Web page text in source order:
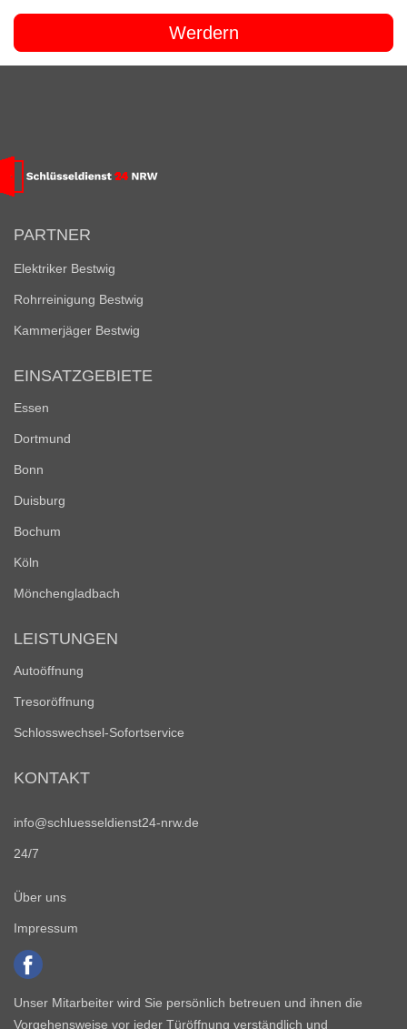
Werdern
PARTNER
Elektriker Bestwig
Rohrreinigung Bestwig
Kammerjäger Bestwig
EINSATZGEBIETE
Essen
Dortmund
Bonn
Duisburg
Bochum
Köln
Mönchengladbach
LEISTUNGEN
Autoöffnung
Tresoröffnung
Schlosswechsel-Sofortservice
KONTAKT
info@schluesseldienst24-nrw.de
24/7
Über uns
Impressum
Unser Mitarbeiter wird Sie persönlich betreuen und ihnen die
Vorgehensweise vor jeder Türöffnung verständlich und